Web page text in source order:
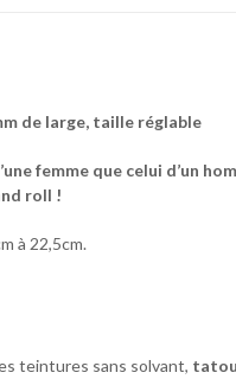
de large, taille réglable
femme que celui d’un
roll !
à 22,5cm.
teintures sans solvant,